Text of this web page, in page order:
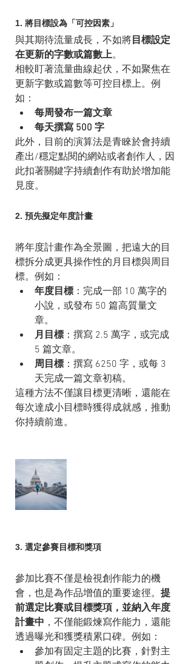
1. 將目標設為「可控因素」
與其期待流量成長，不如將 目標設定
在更新的字數或篇數上。
相較盯著流量曲線起伏，不如聚焦在
更新字數或篇數等可控目標上。例
如：
每周發布一篇文章
每天撰寫 500 字
此外，目前的演算法是青睞於會持續
產出/穩定點閱的網站或者創作人，因
此扣著關鍵字持續創作有助於增加能
見度。
2. 預先擬定年度計畫
將年度計畫作為全景圖，把遠大的目
標拆分成更具操作性的月目標與周目
標。例如：
年度目標 ：完成一部 10 萬字的
小說，或發布 50 篇高質量文
章。
月目標 ：撰寫 2.5 萬字，或完成
5 篇文章。
周目標 ：撰寫 6250 字，或每 3
天完成一篇文章初稿。
這種方法不僅讓目標更清晰，還能在
每次達成小目標時獲得成就感，推動
你持續前進。
3. 選定參賽目標和獎項
參加比賽不僅是檢視創作能力的機
會，也是為作品增值的重要途徑。 提
前選定比賽或目標獎項，並納入年度
計畫中 ，不僅能鍛煉寫作能力，還能
透過曝光和獲獎積累口碑。例如：
參加有固定主題的比賽，針對主